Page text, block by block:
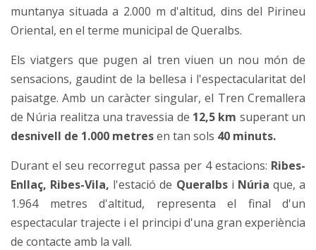
muntanya situada a 2.000 m d'altitud, dins del Pirineu
Oriental, en el terme municipal de Queralbs.
Els viatgers que pugen al tren viuen un nou món de
sensacions, gaudint de la bellesa i l'espectacularitat del
paisatge. Amb un caràcter singular, el Tren Cremallera
de Núria realitza una travessia de 12,5 km superant un
desnivell de 1.000 metresen tan sols 40 minuts.
Durant el seu recorregut passa per 4 estacions: Ribes-
Enllaç, Ribes-Vila, l'estació de Queralbsi Núria que, a
1.964 metres d'altitud, representa el final d'un
espectacular trajecte i el principi d'una gran experiència
de contacte amb la vall.